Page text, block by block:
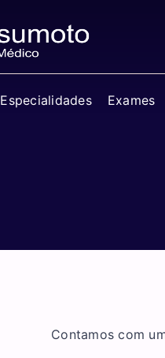
Especialidades Exames
Contamos com